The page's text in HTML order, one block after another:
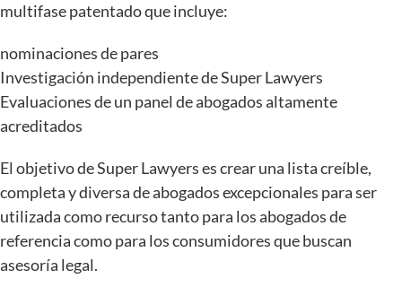
multifase patentado que incluye:
nominaciones de pares
Investigación independiente de Super Lawyers
Evaluaciones de un panel de abogados altamente
acreditados
El objetivo de Super Lawyers es crear una lista creíble,
completa y diversa de abogados excepcionales para ser
utilizada como recurso tanto para los abogados de
referencia como para los consumidores que buscan
asesoría legal.